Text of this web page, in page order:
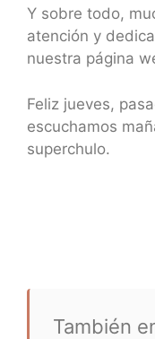
Y sobre todo,
atención y
nuestra página
Feliz jueves,
escuchamos
superchulo.
También